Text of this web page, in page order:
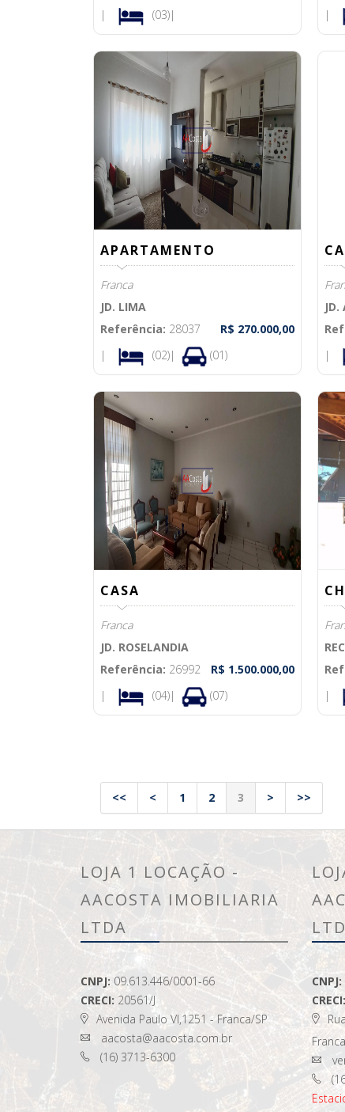
|
(03)|
|
APARTAMENTO
Franca
JD. LIMA
Referência: 28037
R$ 270.000,00
|
(02)| (01)
JD.
|
CASA
Franca
JD. ROSELANDIA
Referência: 26992
R$ 1.500.000,00
|
(04)| (07)
|
<< < 1 2 3 > >>
LOJA 1 LOCAÇÃO -
AACOSTA IMOBILIARIA
LTDA
CNPJ: 09.613.446/0001-66
CRECI: 20561/J
Avenida Paulo VI,1251 - Franca/SP
aacosta@aacosta.com.br
(16) 3713-6300
CNPJ:
CRECI: